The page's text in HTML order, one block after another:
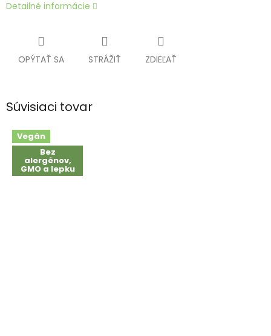
Detailné informácie
OPÝTAŤ SA STRÁŽIŤ ZDIEĽAŤ
Súvisiaci tovar
Vegán
Bez
alergénov,
GMO a lepku